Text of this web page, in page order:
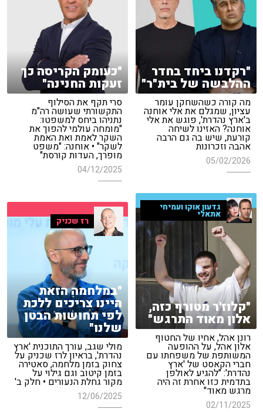
"רקדנו ביחד בחדר
ההלבשה של בית"ר"
מה קורה כשהשחקן עומר
עציון, שמגלם את אלי אוחנה
ב'ארץ נהדרת', פוגש את אלי
אוחנה? האזינו לשיחה
קורעת, שיש בה גם הרבה
אהבה וזכרונות
05/02/2026
"כעומק הקריסה כך
זעקות החנינה"
סרי תקף את הסילוף
התקשורתי שעושה רה"מ
נתניהו ביחס למשפטו:
"מומחה עולמי להפוך את
השקר לאמת ואת האמת
לשקר" • אוחנה: "משפט
מופרך, העדות קורסת"
04/12/2025
גדעון אוקו ועמיחי
אתאלי
"קלוז'ר מטורף כזה,
אלון מאוד התרגש"
רונן אהל, אחיו של החטוף
אלון אהל, על ההופעה
המשותפת של משפחתו עם
חברי הקאסט של 'ארץ
נהדרת': "להגיע לאולפן
בתדמית כזו אחרת זה היה
מרגש מאוד"
02/11/2025
רז שכניק
"במלחמה הזאת
היינו צריכים ללכת
לפי תחושות הבטן
שלנו"
מולי שגב, עורך התוכנית 'ארץ
נהדרת', בראיון לרז שכניק על
צחוק בזמן מלחמה, סאטירה
בזמן קיטוב וגם גילוי על
מקור גחלת הנעורים • חלק ב'
12/06/2025